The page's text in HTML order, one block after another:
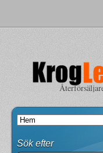
Sök efter